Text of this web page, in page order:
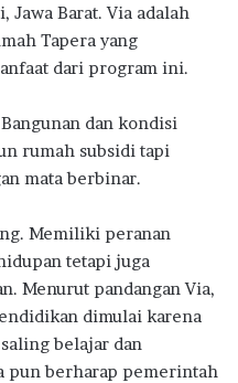
Jawa Barat. Via adalah
Tapera yang
dari program ini.
dan kondisi
rumah subsidi tapi
mata berbinar.
Memiliki peranan
tetapi juga
Menurut pandangan Via,
dimulai karena
belajar dan
pun berharap pemerintah